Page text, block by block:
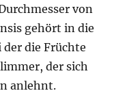
von
gehört in die
die Früchte
der sich
anlehnt.